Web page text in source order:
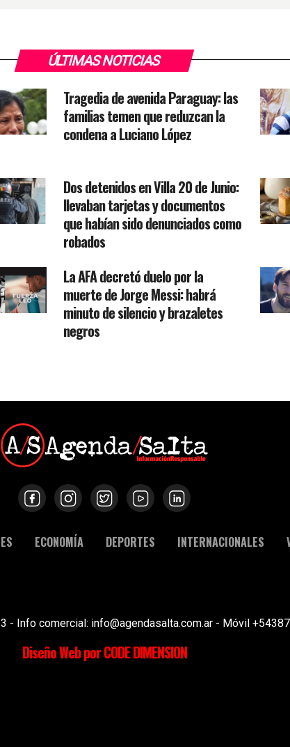
ÚLTIMAS NOTICIAS
Tragedia de avenida Paraguay: las
familias temen que reduzcan la
condena a Luciano López
Dos detenidos en Villa 20 de Junio:
llevaban tarjetas y documentos
que habían sido denunciados como
robados
La AFA decretó duelo por la
muerte de Jorge Messi: habrá
minuto de silencio y brazaletes
negros
ECONOMÍA DEPORTES INTERNACIONALES
- Info comercial: info@agendasalta.com.ar - Móvil
Diseño Web por CODE DIMENSION